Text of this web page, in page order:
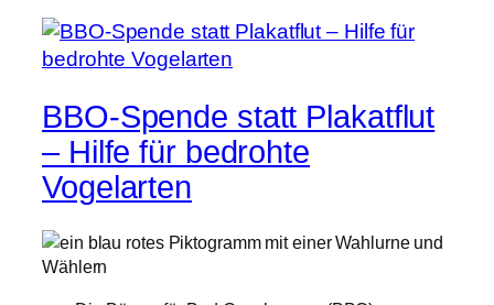
BBO-Spende statt Plakatflut
– Hilfe für bedrohte
Vogelarten